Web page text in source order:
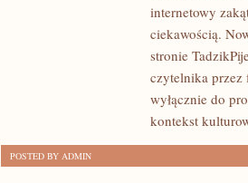
internetowy
ciekawością.
stronie
czytelnika przez
wyłącznie do
kontekst
POSTED BY ADMIN